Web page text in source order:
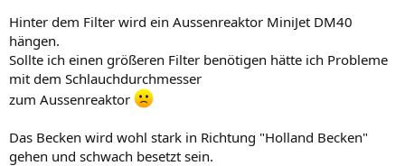
Hinter dem Filter wird ein Aussenreaktor MiniJet DM40
hängen.
Sollte ich einen größeren Filter benötigen hätte ich Probleme
mit dem Schlauchdurchmesser
zum Aussenreaktor
Das Becken wird wohl stark in Richtung "Holland Becken"
gehen und schwach besetzt sein.